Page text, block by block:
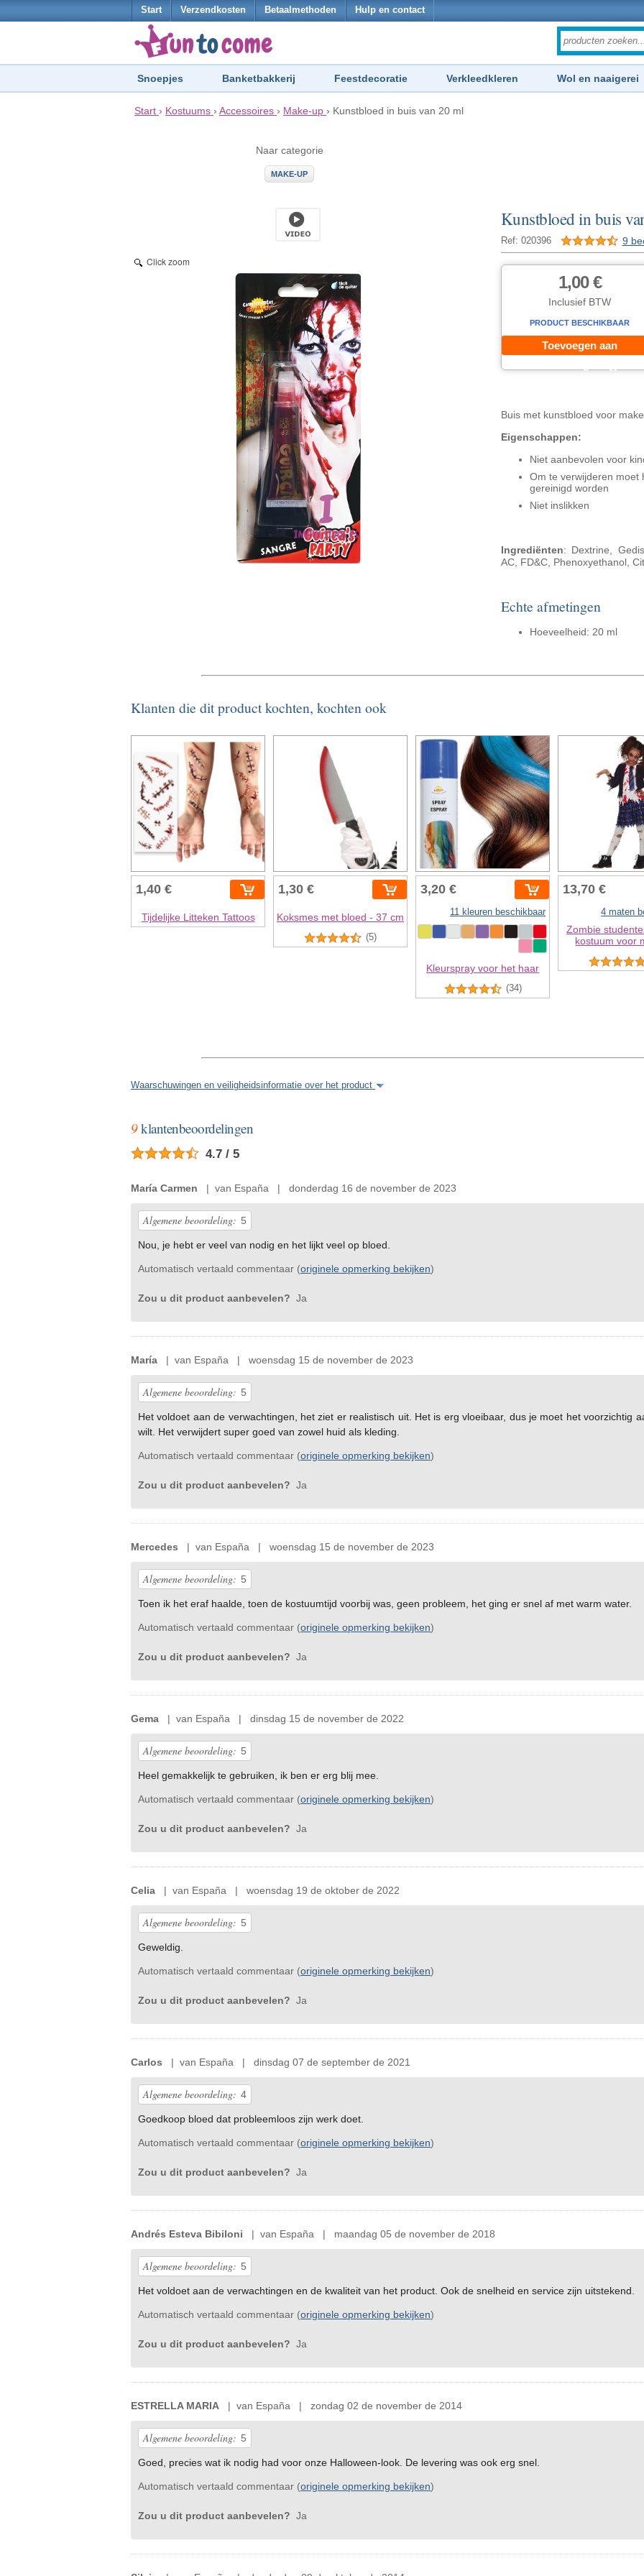
Start Verzendkosten Betaalmethoden Hulp en contact
Snoepjes Banketbakkerij Feestdecoratie Verkleedkleren Wol en naaigerei
Start › Kostuums › Accessoires › Make-up › Kunstbloed in buis van 20 ml
Naar categorie
MAKE-UP
Kunstbloed in buis
Ref: 020396 9
Click zoom
1,00 €
Inclusief BTW
PRODUCT BESCHIKBAAR
Toevoegen aan
Buis met kunstbloed voor
Eigenschappen:
Niet aanbevolen voor
Om te verwijderen moet
gereinigd worden
Niet inslikken
Ingrediënten: Dextrine,
AC, FD&C, Phenoxyethanol,
Echte afmetingen
Hoeveelheid: 20 ml
Klanten die dit product kochten, kochten ook
1,40 €
Tijdelijke Litteken Tattoos
1,30 €
Koksmes met bloed - 37 cm
(5)
3,20 €
11 kleuren beschikbaar
Kleurspray voor het haar
(34)
13,70 €
4 maten
Zombie
kostuum voor
Waarschuwingen en veiligheidsinformatie over het product
9klantenbeoordelingen
4.7 / 5
María Carmen | van España | donderdag 16 de november de 2023
Algemene beoordeling: 5
Nou, je hebt er veel van nodig en het lijkt veel op bloed.
Automatisch vertaald commentaar (originele opmerking bekijken)
Zou u dit product aanbevelen? Ja
María | van España | woensdag 15 de november de 2023
Algemene beoordeling: 5
Het voldoet aan de verwachtingen, het ziet er realistisch uit. Het is erg vloeibaar, dus je moet het voorzichtig
wilt. Het verwijdert super goed van zowel huid als kleding.
Automatisch vertaald commentaar (originele opmerking bekijken)
Zou u dit product aanbevelen? Ja
Mercedes | van España | woensdag 15 de november de 2023
Algemene beoordeling: 5
Toen ik het eraf haalde, toen de kostuumtijd voorbij was, geen probleem, het ging er snel af met warm water.
Automatisch vertaald commentaar (originele opmerking bekijken)
Zou u dit product aanbevelen? Ja
Gema | van España | dinsdag 15 de november de 2022
Algemene beoordeling: 5
Heel gemakkelijk te gebruiken, ik ben er erg blij mee.
Automatisch vertaald commentaar (originele opmerking bekijken)
Zou u dit product aanbevelen? Ja
Celia | van España | woensdag 19 de oktober de 2022
Algemene beoordeling: 5
Geweldig.
Automatisch vertaald commentaar (originele opmerking bekijken)
Zou u dit product aanbevelen? Ja
Carlos | van España | dinsdag 07 de september de 2021
Algemene beoordeling: 4
Goedkoop bloed dat probleemloos zijn werk doet.
Automatisch vertaald commentaar (originele opmerking bekijken)
Zou u dit product aanbevelen? Ja
Andrés Esteva Bibiloni | van España | maandag 05 de november de 2018
Algemene beoordeling: 5
Het voldoet aan de verwachtingen en de kwaliteit van het product. Ook de snelheid en service zijn uitstekend.
Automatisch vertaald commentaar (originele opmerking bekijken)
Zou u dit product aanbevelen? Ja
ESTRELLA MARIA | van España | zondag 02 de november de 2014
Algemene beoordeling: 5
Goed, precies wat ik nodig had voor onze Halloween-look. De levering was ook erg snel.
Automatisch vertaald commentaar (originele opmerking bekijken)
Zou u dit product aanbevelen? Ja